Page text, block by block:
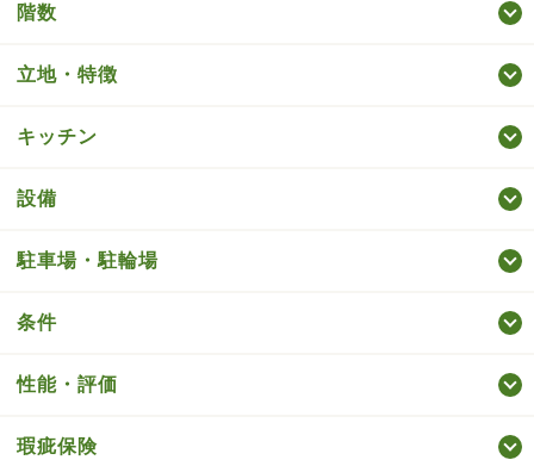
階数
立地・特徴
キッチン
設備
駐車場・駐輪場
条件
性能・評価
瑕疵保険